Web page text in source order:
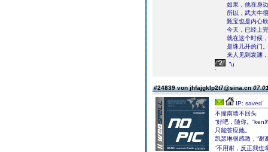
如果，他在身边
所以，武大牛很
甄宝也是内心欣
今天，已经上完
就在这个时候，
是珠儿开的门。
来人见到袁渊，
”u
'
#24839 von jhfajgklp2t7@sina.cn
IP: saved
不撞南墙不回头
“好吧，随你。”ken
只能答应她。
凯瑟琳很感激，“谢
“不用谢，反正我也